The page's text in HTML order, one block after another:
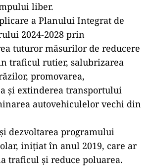
liber.
a Planului Integrat de
2024-2028 prin
tuturor măsurilor de reducere
traficul rutier, salubrizarea
promovarea,
şi extinderea transportului
autovehiculelor vechi din
dezvoltarea programului
inițiat în anul 2019, care ar
traficul și reduce poluarea.